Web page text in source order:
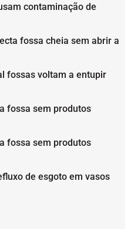
contaminação de
fossa cheia sem abrir a
fossas voltam a entupir
fossa sem produtos
fossa sem produtos
de esgoto em vasos